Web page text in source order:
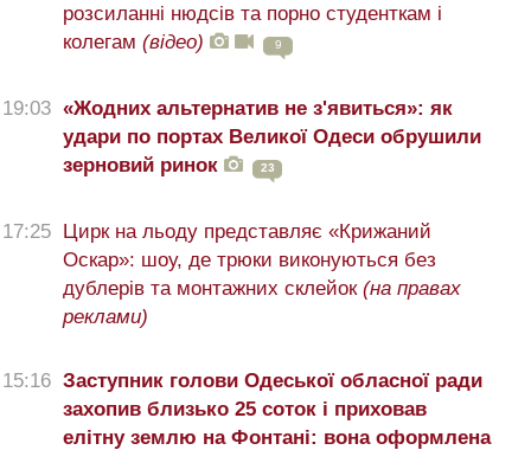
розсиланні нюдсів та порно студенткам і
колегам (відео) 9
19:03 «Жодних альтернатив не з'явиться»: як
удари по портах Великої Одеси обрушили
зерновий ринок
23
17:25 Цирк на льоду представляє «Крижаний
Оскар»: шоу, де трюки виконуються без
дублерів та монтажних склейок (на правах
реклами)
15:16 Заступник голови Одеської обласної ради
захопив близько 25 соток і приховав
елітну землю на Фонтані: вона оформлена